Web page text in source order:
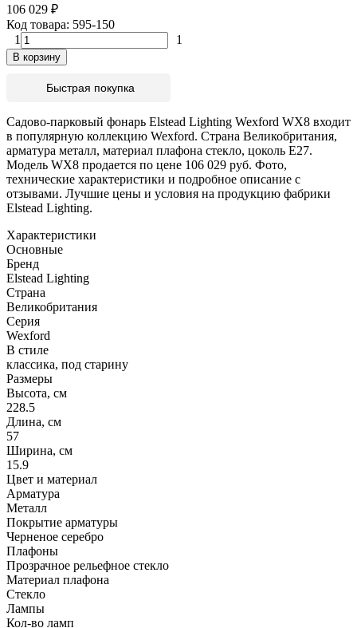
106 029 ₽
Код товара: 595-150
1
1
В корзину
Быстрая покупка
Садово-парковый фонарь Elstead Lighting Wexford WX8 входит
в популярную коллекцию Wexford. Страна Великобритания,
арматура металл, материал плафона стекло, цоколь E27.
Модель WX8 продается по цене 106 029 руб. Фото,
технические характеристики и подробное описание с
отзывами. Лучшие цены и условия на продукцию фабрики
Elstead Lighting.
Характеристики
Основные
Бренд
Elstead Lighting
Страна
Великобритания
Серия
Wexford
В стиле
классика, под старину
Размеры
Высота, см
228.5
Длина, см
57
Ширина, см
15.9
Цвет и материал
Арматура
Металл
Покрытие арматуры
Черненое серебро
Плафоны
Прозрачное рельефное стекло
Материал плафона
Стекло
Лампы
Кол-во ламп